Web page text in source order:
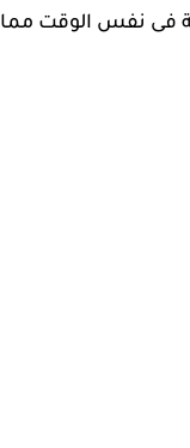
فى نفس الوقت مما